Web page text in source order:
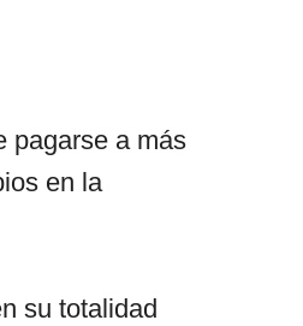
pagarse a más
en la
su totalidad